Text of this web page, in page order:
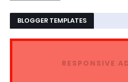
BLOGGER TEMPLATES
RESPONSIVE